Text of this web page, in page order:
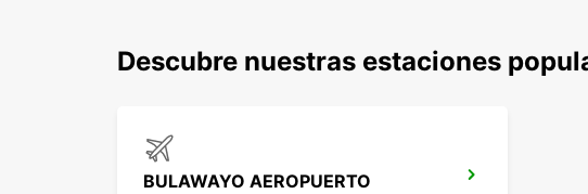
Descubre nuestras estaciones
BULAWAYO AEROPUERTO